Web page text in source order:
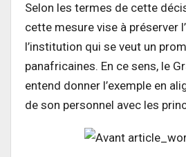
Selon les termes de cette
cette mesure vise à préserver
l’institution qui se veut un
panafricaines. En ce sens, le
entend donner l’exemple en
de son personnel avec les